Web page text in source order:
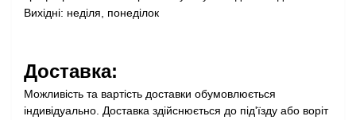
Вихідні: неділя, понеділок
Доставка:
Можливість та вартість доставки обумовлюється
індивідуально. Доставка здійснюється до під'їзду або воріт